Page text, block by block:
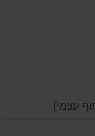
עצמי)